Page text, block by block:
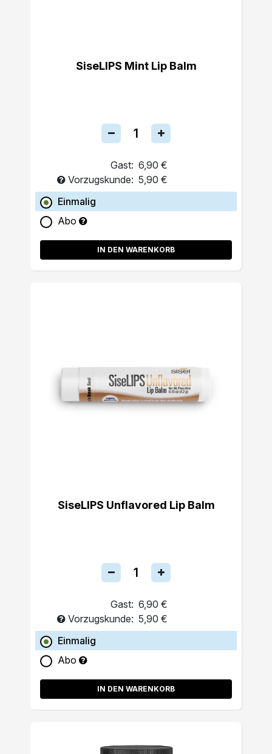
SiseLIPS Mint Lip Balm
Gast: 6,90 €
Vorzugskunde: 5,90 €
Einmalig
Abo
IN DEN WARENKORB
SiseLIPS Unflavored Lip Balm
Gast: 6,90 €
Vorzugskunde: 5,90 €
Einmalig
Abo
IN DEN WARENKORB